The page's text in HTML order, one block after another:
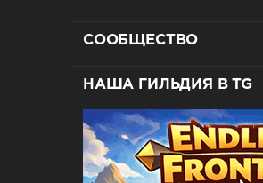
СООБЩЕСТВО
НАША ГИЛЬДИЯ В TG